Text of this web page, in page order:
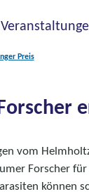
Preis
vom
Forscher
können